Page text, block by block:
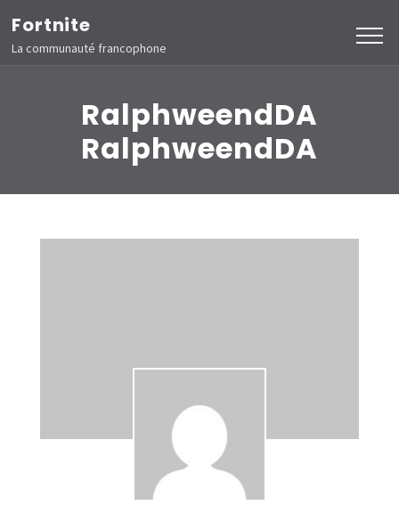
Aller
au
contenu
Fortnite
La communauté francophone
RalphweendDA
RalphweendDA